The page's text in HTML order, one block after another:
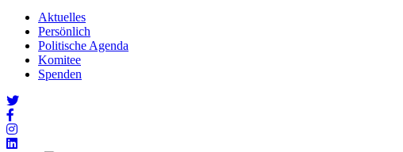
Aktuelles
Persönlich
Politische Agenda
Komitee
Spenden